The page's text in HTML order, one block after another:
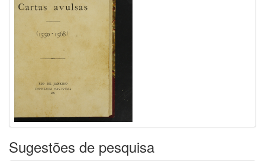
Sugestões de pesquisa